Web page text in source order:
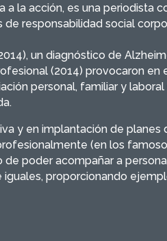
la acción, es una periodista
responsabilidad social
un diagnóstico de
(2014) provocaron en
personal, familiar y
y en implantación de planes
(en los
de poder acompañar a
iguales, proporcionando